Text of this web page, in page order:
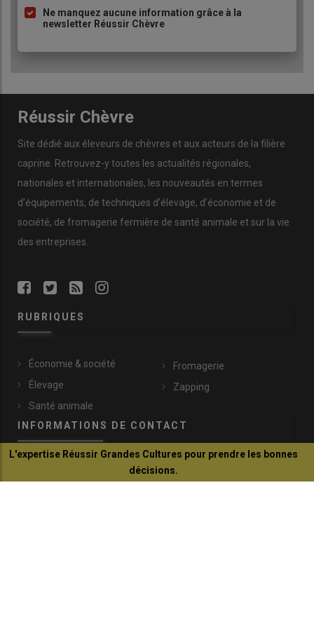
Ne manquez aucune information grâce à la
newsletter Réussir Chèvre
Réussir Chèvre
Site dédié aux éleveurs de chèvres et aux acteurs de la filière
caprine. Retrouvez-y toutes les actualités régionales,
nationales et internationales, les nouveautés en termes
d’équipements, de techniques d’élevage, d’économie et de
société, de fromagerie fermière de santé animale et sur la vie
des entreprises.
RUBRIQUES
Économie & société
Élevage
Santé animale
Fromagerie
Zapping
INFORMATIONS DE CONTACT
L'expertise Réussir Grandes Cultures pour prendre les bonnes
décisions.